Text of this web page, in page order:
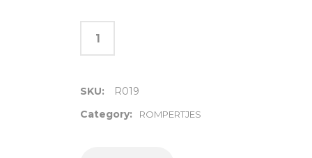
SKU:
R019
Category:
ROMPERTJES